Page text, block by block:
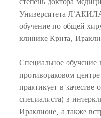
Университета
обучение по общей
клинике Крита,
Специальное
противораковом
практикует в качестве
специалиста) в
Ираклионе, а также